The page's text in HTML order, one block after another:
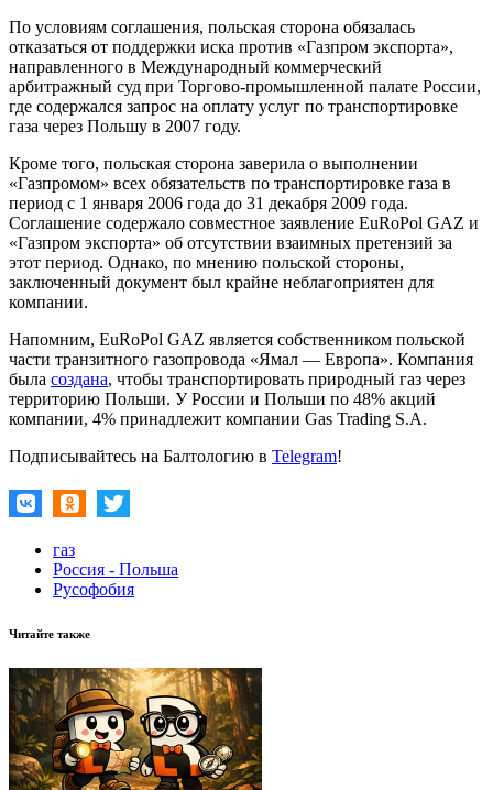
По условиям соглашения, польская сторона обязалась
отказаться от поддержки иска против «Газпром экспорта»,
направленного в Международный коммерческий
арбитражный суд при Торгово-промышленной палате России,
где содержался запрос на оплату услуг по транспортировке
газа через Польшу в 2007 году.
Кроме того, польская сторона заверила о выполнении
«Газпромом» всех обязательств по транспортировке газа в
период с 1 января 2006 года до 31 декабря 2009 года.
Соглашение содержало совместное заявление EuRoPol GAZ и
«Газпром экспорта» об отсутствии взаимных претензий за
этот период. Однако, по мнению польской стороны,
заключенный документ был крайне неблагоприятен для
компании.
Напомним, EuRoPol GAZ является собственником польской
части транзитного газопровода «Ямал — Европа». Компания
была создана, чтобы транспортировать природный газ через
территорию Польши. У России и Польши по 48% акций
компании, 4% принадлежит компании Gas Trading S.A.
Подписывайтесь на Балтологию в Telegram!
газ
Россия - Польша
Русофобия
Читайте также